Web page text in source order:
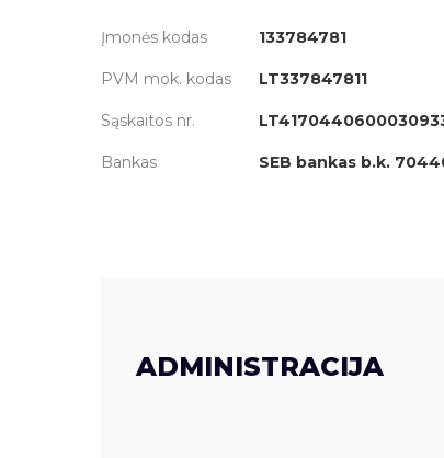
Įmonės kodas 133784781
PVM mok. kodas LT337847811
Sąskaitos nr.
Bankas SEB bankas b.k.
ADMINISTRACIJA